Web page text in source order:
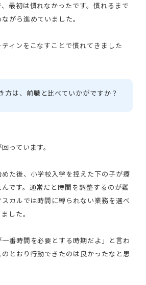
最初は慣れなかったです。慣れるまで
がら進めていました。
ィンをこなすことで慣れてきました
方は、前職と比べていかがですか？
っています。
た後、小学校入学を控えた下の子が療
です。通常だと時間を調整するのが難
カルでは時間に縛られない業務を選べ
した。
番時間を必要とする時期だよ」と言わ
とおり行動できたのは良かったなと思